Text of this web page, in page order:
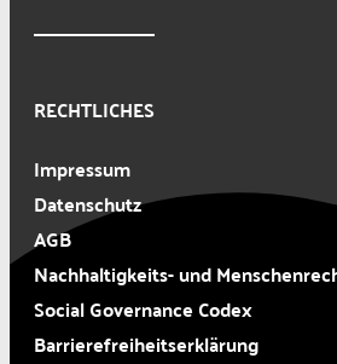
RECHTLICHES
Impressum
Datenschutz
AGB
Nachhaltigkeits- und
Social Governance Codex
Barrierefreiheitserklärung